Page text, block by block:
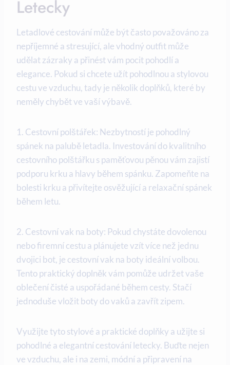
Letecky
Letadlové cestování může být často považováno za
nepříjemné a stresující, ale vhodný outfit může
udělat zázraky a přinést vám pocit pohodlí a
elegance. Pokud si chcete užít pohodlnou a stylovou
cestu ve vzduchu, tady je několik doplňků, které by
neměly chybět ve vaší výbavě.
1. Cestovní polštářek: Nezbytností je pohodlný
spánek na palubě letadla. Investování do kvalitního
cestovního polštářku s paměťovou pěnou vám zajistí
podporu krku a hlavy během spánku. Zapomeňte na
bolesti krku a přivítejte osvěžující a relaxační spánek
během letu.
2. Cestovní vak na boty: Pokud chystáte dovolenou
nebo firemní cestu a plánujete vzít více než jednu
dvojici bot, je cestovní vak na boty ideální volbou.
Tento praktický doplněk vám pomůže udržet vaše
oblečení čisté a uspořádané během cesty. Stačí
jednoduše vložit boty do vaků a zavřít zipem.
Využijte tyto stylové a praktické doplňky a užijte si
pohodlné a elegantní cestování letecky. Buďte nejen
ve vzduchu, ale i na zemi, módní a připravení na